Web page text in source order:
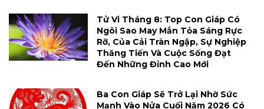
Tử Vi Tháng 8: Top Con Giáp Có
Ngôi Sao May Mắn Tỏa Sáng Rực
Rỡ, Của Cải Tràn Ngập, Sự Nghiệp
Thăng Tiến Và Cuộc Sống Đạt
Đến Những Đỉnh Cao Mới
Ba Con Giáp Sẽ Trở Lại Nhờ Sức
Mạnh Vào Nửa Cuối Năm 2026 Có